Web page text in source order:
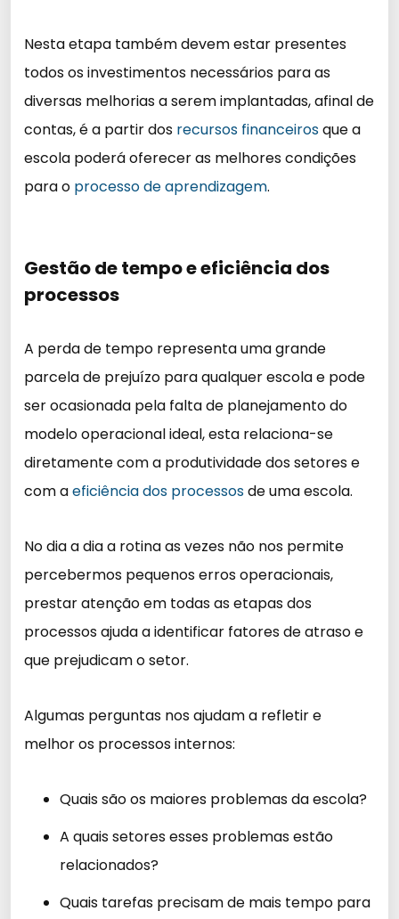
Nesta etapa também devem estar presentes
todos os investimentos necessários para as
diversas melhorias a serem implantadas, afinal de
contas, é a partir dos recursos financeirosque a
escola poderá oferecer as melhores condições
para o processo de aprendizagem.
Gestão de tempo e eficiência dos
processos
A perda de tempo representa uma grande
parcela de prejuízo para qualquer escola e pode
ser ocasionada pela falta de planejamento do
modelo operacional ideal, esta relaciona-se
diretamente com a produtividade dos setores e
com aeficiência dos processosde uma escola.
No dia a dia a rotina as vezes não nos permite
percebermos pequenos erros operacionais,
prestar atenção em todas as etapas dos
processos ajuda a identificar fatores de atraso e
que prejudicam o setor.
Algumas perguntas nos ajudam a refletir e
melhor os processos internos:
Quais são os maiores problemas da escola?
A quais setores esses problemas estão
relacionados?
Quais tarefas precisam de mais tempo para